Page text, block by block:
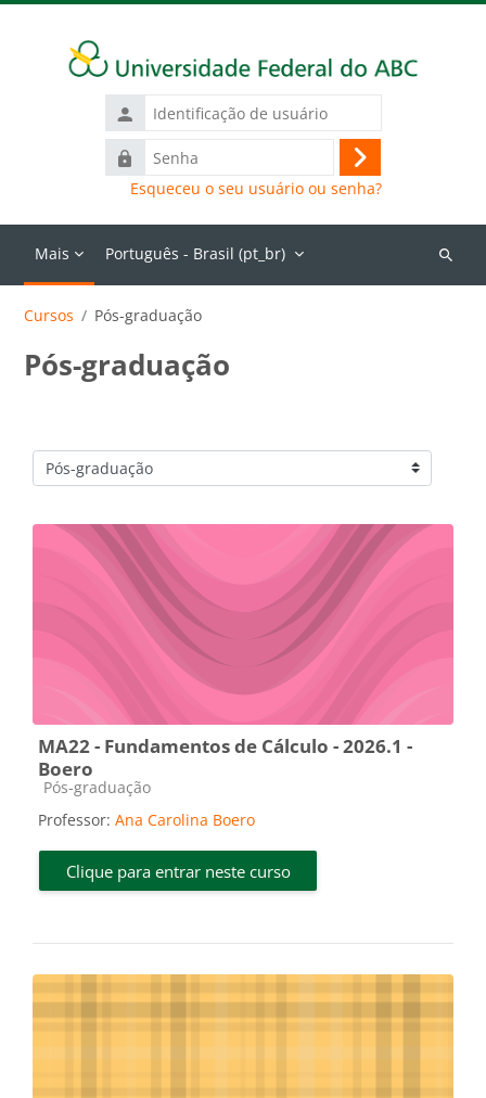
Identificação
de
usuário
Senha
Acessar
Esqueceu o seu usuário ou senha?
Mais Português - Brasil ‎(pt_br)‎
Buscar
Cursos Pós-graduação
Pós-graduação
Categorias de Cursos
MA22 - Fundamentos de Cálculo - 2026.1 -
Boero
Categoria do curso
Pós-graduação
Professor: Ana Carolina Boero
Clique para entrar neste curso